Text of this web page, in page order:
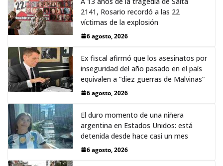
2141, Rosario recordó a las 22
víctimas de la explosión
6 agosto, 2026
Ex fiscal afirmó que los asesinatos por
inseguridad del año pasado en el país
equivalen a “diez guerras de Malvinas”
6 agosto, 2026
El duro momento de una niñera
argentina en Estados Unidos: está
detenida desde hace casi un mes
6 agosto, 2026